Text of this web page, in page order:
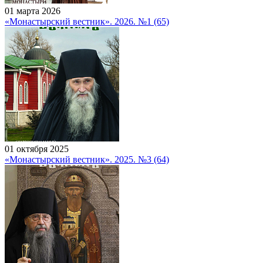
01 марта 2026
«Монастырский вестник». 2026. №1 (65)
01 октября 2025
«Монастырский вестник». 2025. №3 (64)